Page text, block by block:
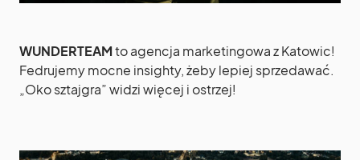
WUNDERTEAMto agencja marketingowa z Katowic!
Fedrujemy mocne insighty, żeby lepiej sprzedawać.
„Oko sztajgra” widzi więcej i ostrzej!